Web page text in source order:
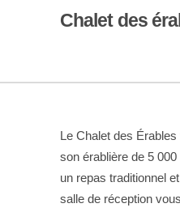
Chalet des
Le Chalet des
son érablière de 5
un repas traditionnel
salle de réception